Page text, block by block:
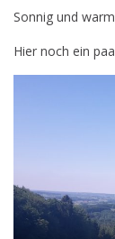
Sonnig und warm
Hier noch ein